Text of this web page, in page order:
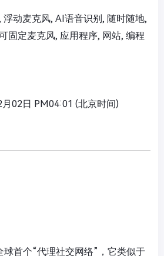
浮动麦克风, AI语音识别, 随时随地,
固定麦克风, 应用程序, 网站, 编程
月02日 PM04:01 (北京时间)
首个“代理社交网络”，它类似于